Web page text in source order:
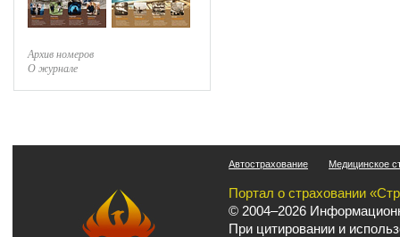
Архив номеров
О журнале
Автострахование Медицинское
Портал о страховании
© 2004–2026
При цитировании и